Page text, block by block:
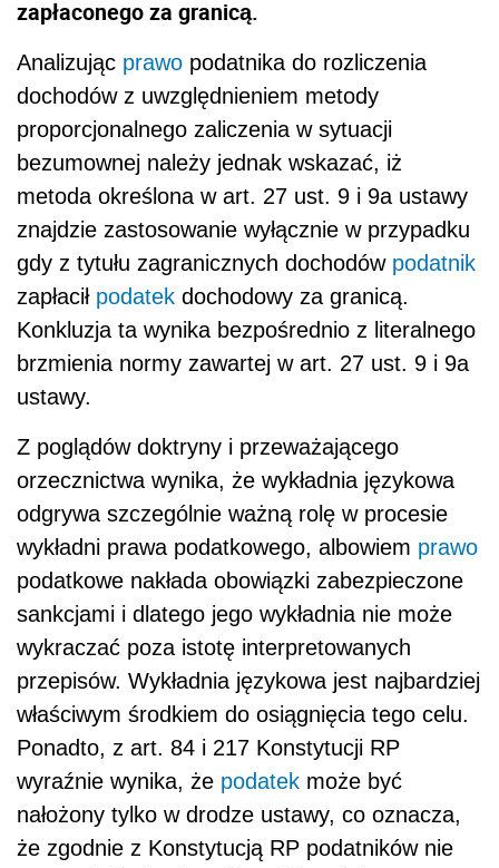
zapłaconego za granicą.
Analizując prawo podatnika do rozliczenia
dochodów z uwzględnieniem metody
proporcjonalnego zaliczenia w sytuacji
bezumownej należy jednak wskazać, iż
metoda określona w art. 27 ust. 9 i 9a ustawy
znajdzie zastosowanie wyłącznie w przypadku
gdy z tytułu zagranicznych dochodów podatnik
zapłacił podatek dochodowy za granicą.
Konkluzja ta wynika bezpośrednio z literalnego
brzmienia normy zawartej w art. 27 ust. 9 i 9a
ustawy.
Z poglądów doktryny i przeważającego
orzecznictwa wynika, że wykładnia językowa
odgrywa szczególnie ważną rolę w procesie
wykładni prawa podatkowego, albowiem prawo
podatkowe nakłada obowiązki zabezpieczone
sankcjami i dlatego jego wykładnia nie może
wykraczać poza istotę interpretowanych
przepisów. Wykładnia językowa jest najbardziej
właściwym środkiem do osiągnięcia tego celu.
Ponadto, z art. 84 i 217 Konstytucji RP
wyraźnie wynika, że podatek może być
nałożony tylko w drodze ustawy, co oznacza,
że zgodnie z Konstytucją RP podatników nie